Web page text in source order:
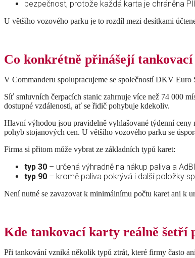
bezpečnost, protože každá karta je chráněna
U většího vozového parku je to rozdíl mezi desítkami
Co konkrétně přinášejí
V Commanderu spolupracujeme se společností DKV
Síť smluvních čerpacích stanic zahrnuje více než 74 000
dostupné vzdálenosti, ať se řidič pohybuje kdekoliv.
Hlavní výhodou jsou pravidelně vyhlašované týdenní
pohyb stojanových cen. U většího vozového parku se
Firma si přitom může vybrat ze základních typů karet:
typ 30 – určená výhradně na nákup paliva a
typ 90 – kromě paliva pokrývá i další položky
Není nutné se zavazovat k minimálnímu počtu karet ani k
Kde tankovací karty reálně šetří
Při tankování vzniká několik typů ztrát, které firmy často